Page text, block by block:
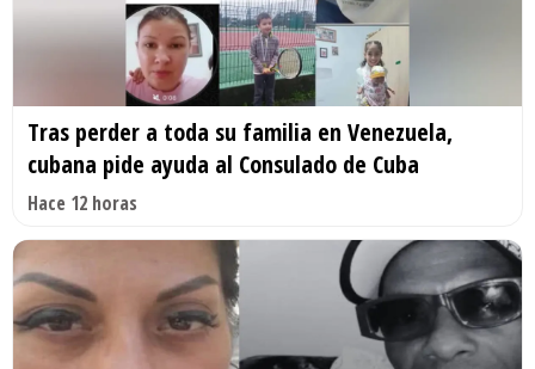
Tras perder a toda su familia en Venezuela,
cubana pide ayuda al Consulado de Cuba
Hace 12 horas